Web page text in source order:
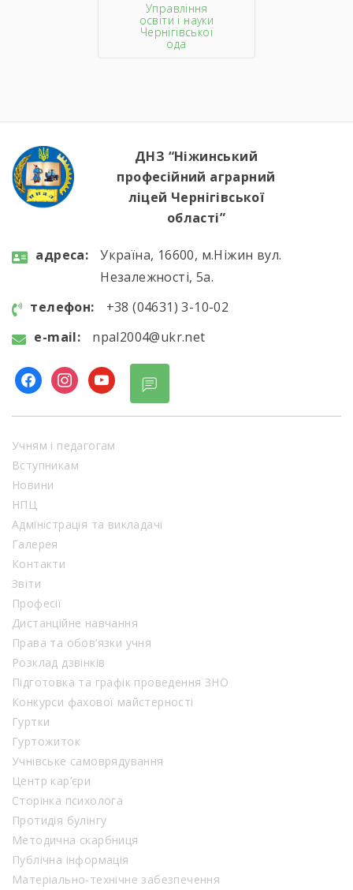
Управління
освіти і науки
Чернігівської
ода
ДНЗ “Ніжинський
професійний аграрний
ліцей Чернігівської
області”
aдресa:
Україна, 16600, м.Ніжин вул.
Незалежності, 5а.
телефон:
+38 (04631) 3-10-02
e-mail:
npal2004@ukr.net
facebookinstagram
youtube
Учням і педагогам
Вступникам
Новини
НПЦ
Адміністрація та викладачі
Галерея
Контакти
Звіти
Професії
Дистанційне навчання
Права та обов’язки учня
Розклад дзвінків
Підготовка та графік проведення ЗНО
Конкурси фахової майстерності
Гуртки
Гуртожиток
Учнівське самоврядування
Центр кар’єри
Сторінка психолога
Протидія булінгу
Методична скарбниця
Публічна інформація
Матеріально-технічне забезпечення